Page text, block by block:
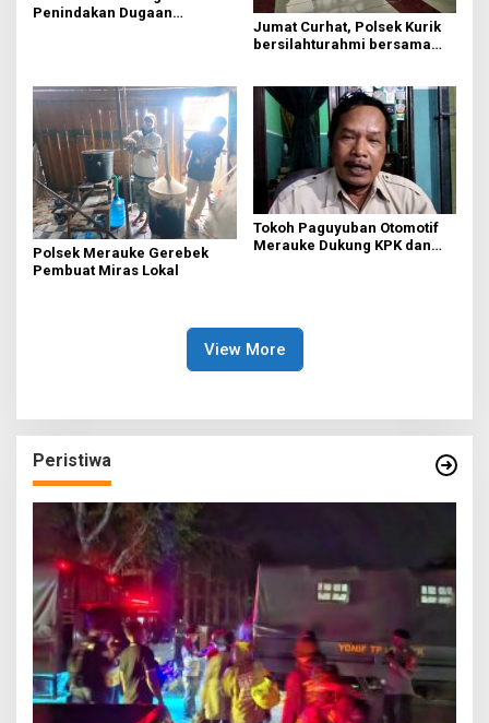
Penindakan Dugaan
Jumat Curhat, Polsek Kurik
bersilahturahmi bersama
Polsek Merauke Gerebek
Pembuat Miras Lokal
Tokoh Paguyuban Otomotif
Merauke Dukung KPK dan
View More
Peristiwa